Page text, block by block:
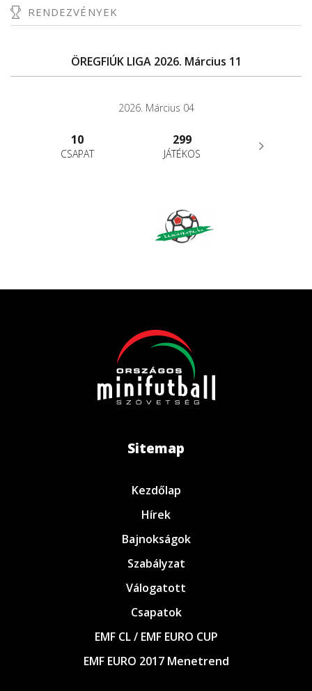
RENDEZVÉNYEK
ÖREGFIÚK LIGA 2026. Március 11
2026. Március 04
10
CSAPAT
299
JÁTÉKOS
Sitemap
Kezdőlap
Hírek
Bajnokságok
Szabályzat
Válogatott
Csapatok
EMF CL / EMF EURO CUP
EMF EURO 2017 Menetrend